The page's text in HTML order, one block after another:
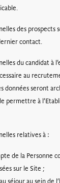
des prospects
contact.
du candidat à
au
données seront
permettre à
relatives à :
de la Personne
sur le Site ;